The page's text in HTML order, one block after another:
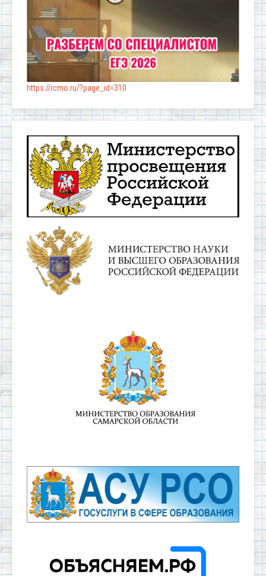
https://rcmo.ru/?page_id=310